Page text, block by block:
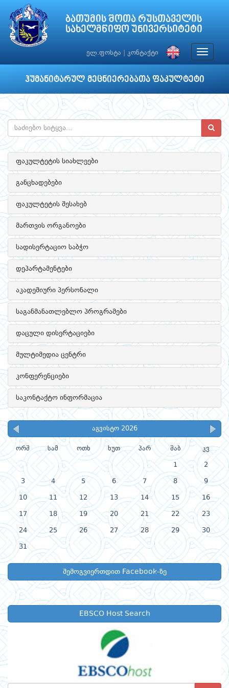
ბათუმის შოთა რუსთაველის
სახელმწიფო უნივერსიტეტი
ელ.ფოსტა კონტაქტი
Toggle
ჰუმანიტარულ მეცნიერებათა ფაკულტეტი
ფაკულტეტის სიახლეები
განცხადებები
ფაკულტეტის შესახებ
მართვის ორგანოები
სადისერტაციო საბჭო
დეპარტამენტები
აკადემიური პერსონალი
საგანმანათლებლო პროგრამები
დაცული დისერტაციები
მულტიმედია ცენტრი
კონფერენციები
საკონტაქტო ინფორმაცია
აგვისტო 2026
ორშ სამ ოთხ ხუთ პარ შაბ კვ
1 2
3 4 5 6 7 8 9
10 11 12 13 14 15 16
17 18 19 20 21 22 23
24 25 26 27 28 29 30
31
შემოგვიერთდით Facebook-ზე
EBSCO Host Search